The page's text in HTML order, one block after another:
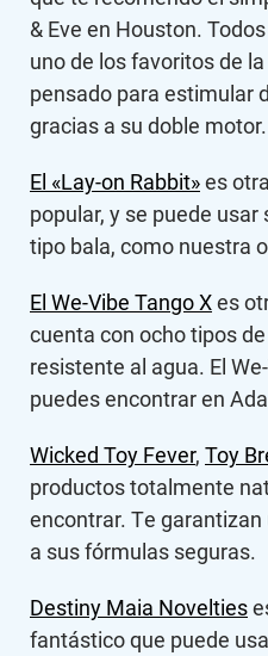
& Eve en Houston.
uno de los favoritos de
pensado para estimular
gracias a su doble motor.
El «Lay-on Rabbit»es
popular, y se puede
tipo bala, como nuestra
El We-Vibe Tango Xes
cuenta con ocho tipos
resistente al agua. El
puedes encontrar en
Wicked Toy Fever, Toy
productos totalmente
encontrar. Te
a sus fórmulas seguras.
Destiny Maia Novelties
fantástico que puede